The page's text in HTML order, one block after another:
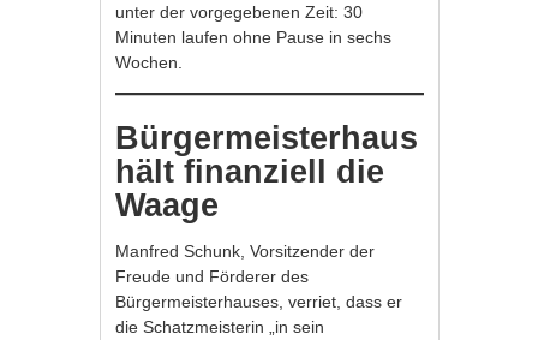
unter der vorgegebenen Zeit: 30
Minuten laufen ohne Pause in sechs
Wochen.
Bürgermeisterhaus
hält finanziell die
Waage
Manfred Schunk, Vorsitzender der
Freude und Förderer des
Bürgermeisterhauses, verriet, dass er
die Schatzmeisterin „in sein